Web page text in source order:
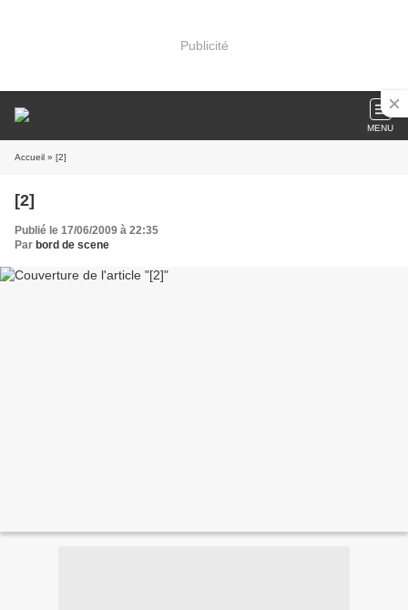
Publicité
MENU
Accueil » [2]
[2]
Publié le 17/06/2009 à 22:35
Par bord de scene